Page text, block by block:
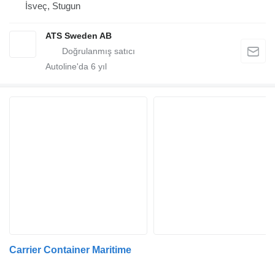
İsveç, Stugun
ATS Sweden AB
Autoline'da 6 yıl
Carrier Container Maritime